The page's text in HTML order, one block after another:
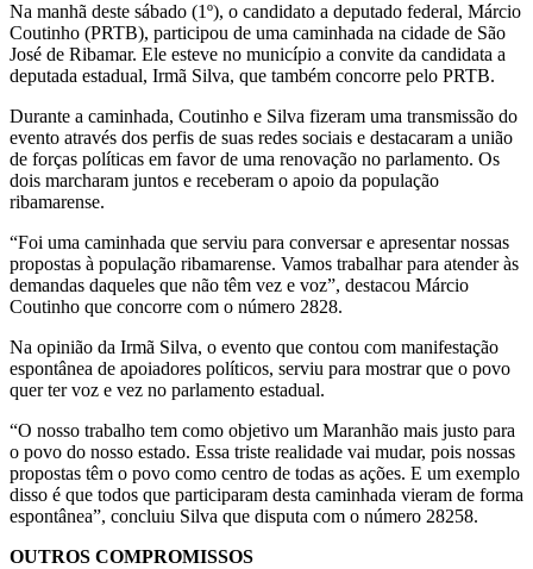
Na manhã deste sábado (1º), o candidato a deputado federal, Márcio
Coutinho (PRTB), participou de uma caminhada na cidade de São
José de Ribamar. Ele esteve no município a convite da candidata a
deputada estadual, Irmã Silva, que também concorre pelo PRTB.
Durante a caminhada, Coutinho e Silva fizeram uma transmissão do
evento através dos perfis de suas redes sociais e destacaram a união
de forças políticas em favor de uma renovação no parlamento. Os
dois marcharam juntos e receberam o apoio da população
ribamarense.
“Foi uma caminhada que serviu para conversar e apresentar nossas
propostas à população ribamarense. Vamos trabalhar para atender às
demandas daqueles que não têm vez e voz”, destacou Márcio
Coutinho que concorre com o número 2828.
Na opinião da Irmã Silva, o evento que contou com manifestação
espontânea de apoiadores políticos, serviu para mostrar que o povo
quer ter voz e vez no parlamento estadual.
“O nosso trabalho tem como objetivo um Maranhão mais justo para
o povo do nosso estado. Essa triste realidade vai mudar, pois nossas
propostas têm o povo como centro de todas as ações. E um exemplo
disso é que todos que participaram desta caminhada vieram de forma
espontânea”, concluiu Silva que disputa com o número 28258.
OUTROS COMPROMISSOS